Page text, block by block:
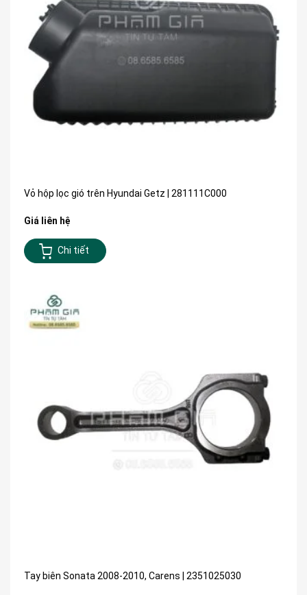
Vỏ hộp lọc gió trên Hyundai Getz | 281111C000
Giá liên hệ
Chi tiết
Tay biên Sonata 2008-2010, Carens | 2351025030